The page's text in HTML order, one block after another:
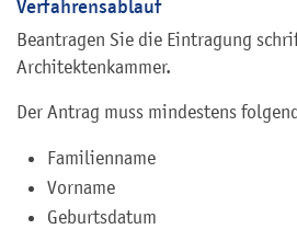
Verfahrensablauf
Beantragen Sie die Eintragung
Architektenkammer.
Der Antrag muss mindestens
Familienname
Vorname
Geburtsdatum